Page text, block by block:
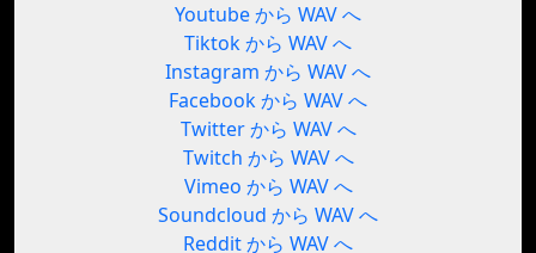
Youtube から WAV へ
Tiktok から WAV へ
Instagram から WAV へ
Facebook から WAV へ
Twitter から WAV へ
Twitch から WAV へ
Vimeo から WAV へ
Soundcloud から WAV へ
Reddit から WAV へ